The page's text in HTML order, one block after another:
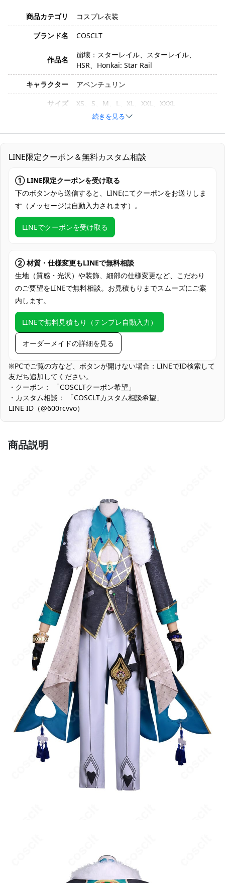
商品カテゴリ
コスプレ衣装
ブランド名
COSCLT
作品名
崩壊：スターレイル、スターレイル、
HSR、Honkai: Star Rail
キャラクター
アベンチュリン
サイズ
XS、S、M、L、XL、XXL、XXXL
コスプレ専用生地
セット内容は写真の通りすべて含まれてい
ます。
発送予定
（※土日祝除く）、合計で12～22営業日程
度でお届け
クレジットカード（VISA、Master、JCB、
Discover、AMERICAN EXPRESS）、
PayPal、銀行振込
使用場所
ゲーム系同人イベント、スタジオ撮影会、
ロケ撮影（ホテル・ラウンジ風）、SNS投
稿用ポートレート、ハロウィン仮装、舞
台・ライブのコス演出、コスプレ交流オフ
コスプレ対象
コスプレ愛好家、アニメや漫画、ゲームフ
ァン、出演者
他の衣類と同じく、清潔に乾燥を保ち、鋭
い物によっての破れを避けてください。
商品状態
新品未使用
細身のスーツシルエットは写真映えに優れますが、体型差が出や
すい設計です。サイズ表を基準に、肩幅・胸囲・ヒップを優先し
て選び、迷う場合はワンサイズ上と補整インナーでの調整が快適
続きを見る
LINE限定クーポン＆無料カスタム相談
① LINE限定クーポンを受け取る
下のボタンから送信すると、LINEにてクーポンをお送りしま
す（メッセージは自動入力されます）。
LINEでクーポンを受け取る
② 材質・仕様変更もLINEで無料相談
生地（質感・光沢）や装飾、細部の仕様変更など、こだわり
のご要望をLINEで無料相談。お見積もりまでスムーズにご案
内します。
LINEで無料見積もり（テンプレ自動入力）
オーダーメイドの詳細を見る
※PCでご覧の方など、ボタンが開けない場合：LINEでID検索して
友だち追加してください。
・クーポン： 「COSCLTクーポン希望」
・カスタム相談： 「COSCLTカスタム相談希望」
LINE ID（@600rcvvo）
商品説明